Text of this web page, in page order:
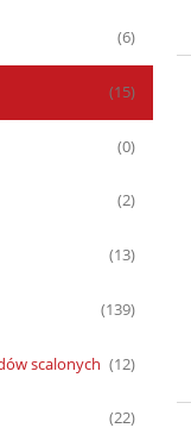
(6)
(15)
(0)
(2)
(13)
(139)
scalonych (12)
(22)